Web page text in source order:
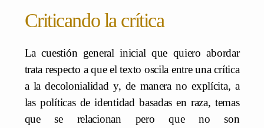
Criticando la crítica
La cuestión general inicial que quiero abordar
trata respecto a que el texto oscila entre una crítica
a la decolonialidad y, de manera no explícita, a
las políticas de identidad basadas en raza, temas
que se relacionan pero que no son